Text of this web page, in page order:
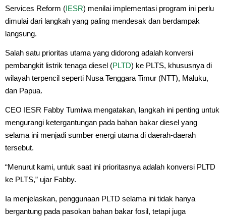
Services Reform (IESR) menilai implementasi program ini perlu
dimulai dari langkah yang paling mendesak dan berdampak
langsung.
Salah satu prioritas utama yang didorong adalah konversi
pembangkit listrik tenaga diesel (PLTD) ke PLTS, khususnya di
wilayah terpencil seperti Nusa Tenggara Timur (NTT), Maluku,
dan Papua.
CEO IESR Fabby Tumiwa mengatakan, langkah ini penting untuk
mengurangi ketergantungan pada bahan bakar diesel yang
selama ini menjadi sumber energi utama di daerah-daerah
tersebut.
“Menurut kami, untuk saat ini prioritasnya adalah konversi PLTD
ke PLTS,” ujar Fabby.
Ia menjelaskan, penggunaan PLTD selama ini tidak hanya
bergantung pada pasokan bahan bakar fosil, tetapi juga